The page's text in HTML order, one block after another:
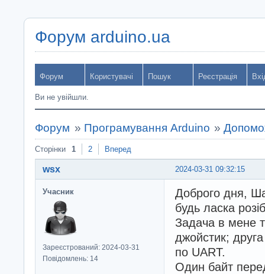
Форум arduino.ua
Форум Користувачі Пошук Реєстрація
Ви не увійшли.
Форум » Програмування Arduino »
Сторінки 1 2 Вперед
2024-03-31 09:32:15
wsx
Учасник
Зареєстрований: 2024-03-31
Повідомлень: 14
Доброго дня,
будь ласка
Задача в мене
джойстик;
по UART.
Один байт